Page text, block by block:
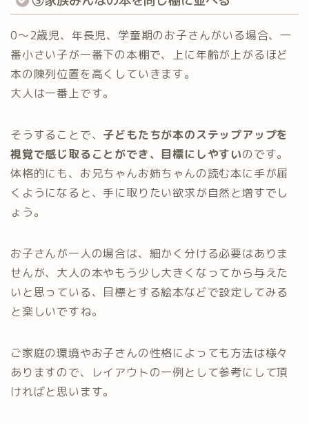
0～2歳児、年長児、学童期のお子さんがいる場合、一
番小さい子が一番下の本棚で、上に年齢が上がるほど
本の陳列位置を高くしていきます。
大人は一番上です。
そうすることで、 子どもたちが本のステップアップを
視覚で感じ取ることができ、目標にしやすいのです。
体格的にも、お兄ちゃんお姉ちゃんの読む本に手が届
くようになると、手に取りたい欲求が自然と増すでし
ょう。
お子さんが一人の場合は、細かく分ける必要はありま
せんが、大人の本やもう少し大きくなってから与えた
いと思っている、目標とする絵本などで設定してみる
と楽しいですね。
ご家庭の環境やお子さんの性格によっても方法は様々
ありますので、レイアウトの一例として参考にして頂
ければと思います。